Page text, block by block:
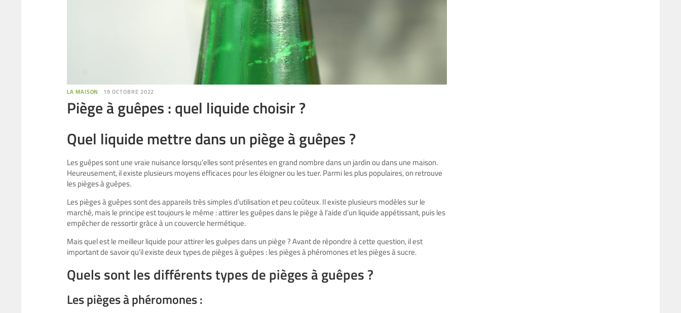
LA MAISON 19 OCTOBRE 2022
Piège à guêpes : quel liquide choisir ?
Quel liquide mettre dans un piège à guêpes ?
Les guêpes sont une vraie nuisance lorsqu’elles sont présentes en grand nombre dans un jardin ou dans une maison.
Heureusement, il existe plusieurs moyens efficaces pour les éloigner ou les tuer. Parmi les plus populaires, on retrouve
les pièges à guêpes.
Les pièges à guêpes sont des appareils très simples d’utilisation et peu coûteux. Il existe plusieurs modèles sur le
marché, mais le principe est toujours le même : attirer les guêpes dans le piège à l’aide d’un liquide appétissant, puis les
empêcher de ressortir grâce à un couvercle hermétique.
Mais quel est le meilleur liquide pour attirer les guêpes dans un piège ? Avant de répondre à cette question, il est
important de savoir qu’il existe deux types de pièges à guêpes : les pièges à phéromones et les pièges à sucre.
Quels sont les différents types de pièges à guêpes ?
Les pièges à phéromones :